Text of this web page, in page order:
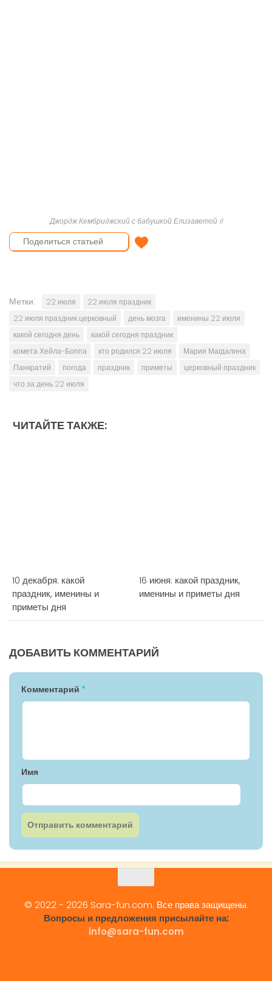
Джордж Кембриджский с бабушкой Елизаветой II
Отправить поздравление
Метки: 22 июля
22 июля праздник
22 июля праздник церковный
день мозга
именины 22 июля
какой сегодня день
какой сегодня праздник
комета Хейла-Боппа
кто родился 22 июля
Мария Магдалина
Панкратий
погода праздник приметы
церковный праздник
что за день 22 июля
ЧИТАЙТЕ ТАКЖЕ:
10 декабря: какой
праздник, именины и
приметы дня
16 июня: какой праздник,
именины и приметы дня
ДОБАВИТЬ КОММЕНТАРИЙ
Комментарий *
Имя
© 2022 - 2026 Sara-fun.com. Все права защищены.
Вопросы и предложения присылайте на:
info@sara-fun.com